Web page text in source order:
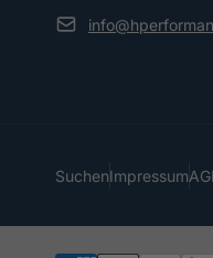
SuchenImpressum